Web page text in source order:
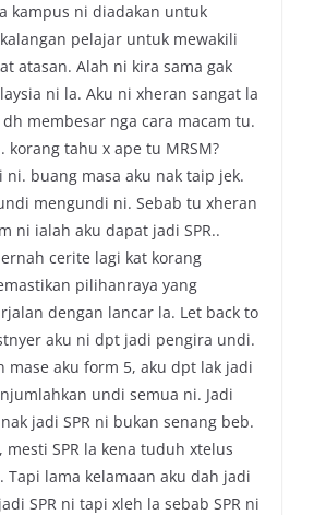
kampus ni diadakan untuk
pelajar untuk mewakili
atasan. Alah ni kira sama gak
ni la. Aku ni xheran sangat la
membesar nga cara macam tu.
korang tahu x ape tu MRSM?
ni. buang masa aku nak taip jek.
mengundi ni. Sebab tu xheran
ni ialah aku dapat jadi SPR..
cerite lagi kat korang
pilihanraya yang
dengan lancar la. Let back to
aku ni dpt jadi pengira undi.
aku form 5, aku dpt lak jadi
undi semua ni. Jadi
jadi SPR ni bukan senang beb.
SPR la kena tuduh xtelus
Tapi lama kelamaan aku dah jadi
SPR ni tapi xleh la sebab SPR ni